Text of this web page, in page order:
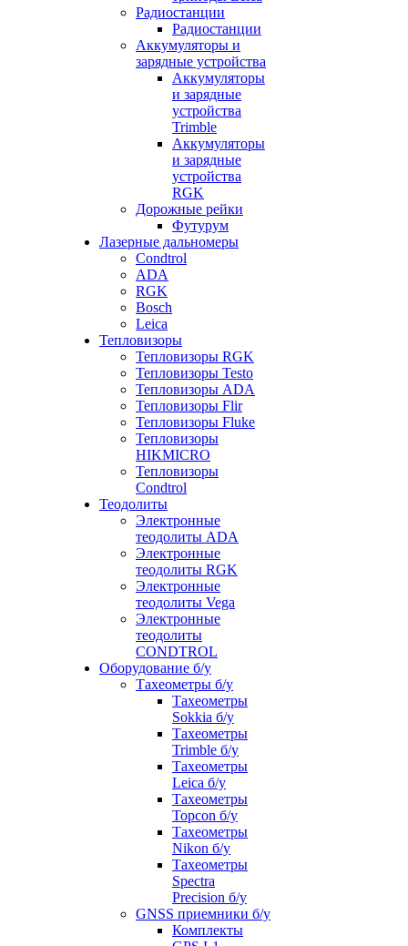
Радиостанции
Радиостанции
Аккумуляторы и
зарядные устройства
Аккумуляторы
и зарядные
устройства
Trimble
Аккумуляторы
и зарядные
устройства
RGK
Дорожные рейки
Футурум
Лазерные дальномеры
Condtrol
ADA
RGK
Bosch
Leica
Тепловизоры
Тепловизоры RGK
Тепловизоры Testo
Тепловизоры ADA
Тепловизоры Flir
Тепловизоры Fluke
Тепловизоры
HIKMICRO
Тепловизоры
Condtrol
Теодолиты
Электронные
теодолиты ADA
Электронные
теодолиты RGK
Электронные
теодолиты Vega
Электронные
теодолиты
CONDTROL
Оборудование б/у
Тахеометры б/у
Тахеометры
Sokkia б/у
Тахеометры
Trimble б/у
Тахеометры
Leica б/у
Тахеометры
Topcon б/у
Тахеометры
Nikon б/у
Тахеометры
Spectra
Precision б/у
GNSS приемники б/у
Комплекты